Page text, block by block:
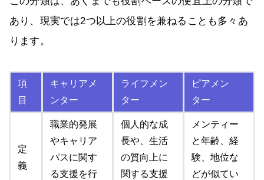
あり、現実では2つ以上の役割を兼ねることも多々あ
ります。
項
目
キャリアメ
ンター
ライフメン
ター
ピアメン
ター
定
義
職業的発展
やキャリア
パスに関す
る支援を行
個人的な成
長や、生活
の質向上に
関する支援
メンティー
と年齢、経
験、地位な
どが似てい